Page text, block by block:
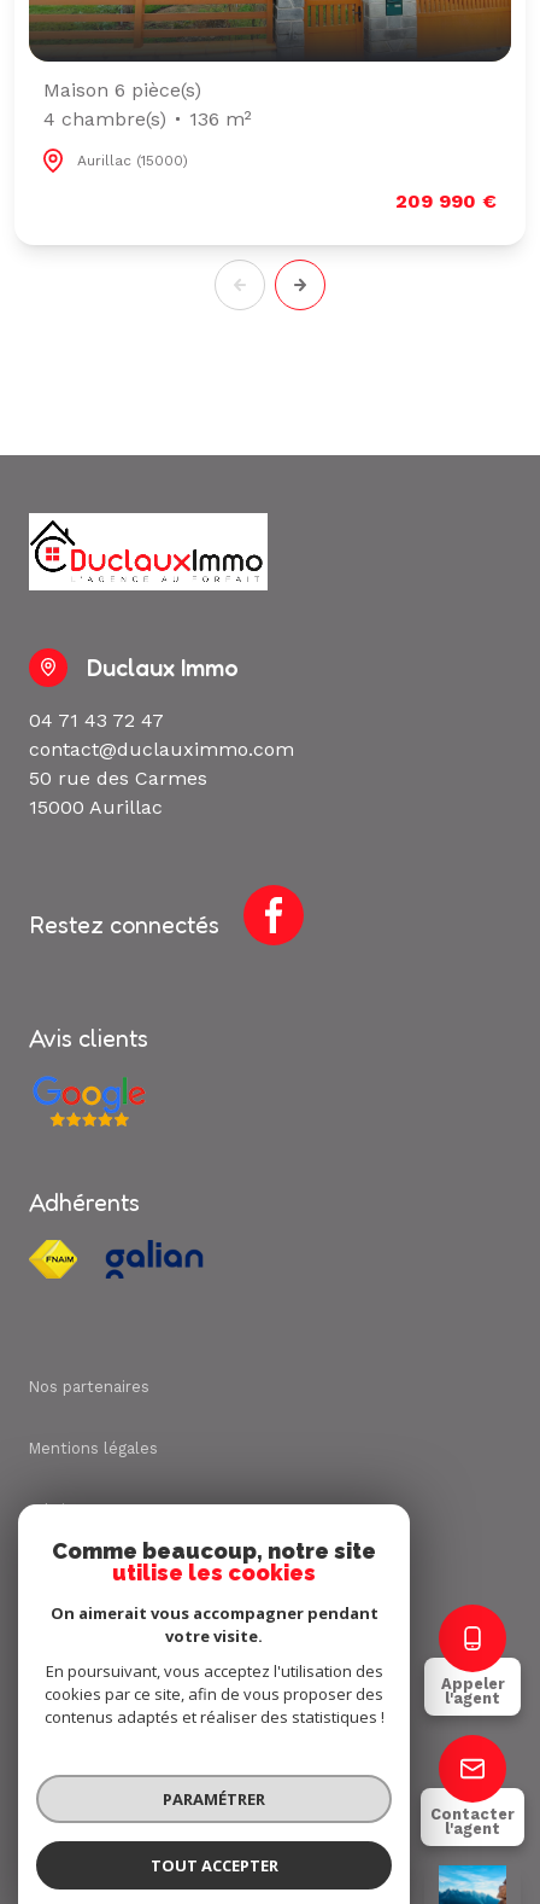
Yannick BRUEL
Appeler
l'agent
Contacter
l'agent
Maison 6 pièce(s)
4 chambre(s)
136 m²
Aurillac (15000)
209 990 €
Duclaux Immo
04 71 43 72 47
contact@duclauximmo.com
50 rue des Carmes
15000 Aurillac
Restez connectés
Avis clients
Adhérents
Nos partenaires
Mentions légales
Admin
Nos honoraires
Cookies
© 2026 | Tous droits réservés
Réalisé par
Comme beaucoup, notre site
utilise les cookies
On aimerait vous accompagner pendant
votre visite.
En poursuivant, vous acceptez l'utilisation des
cookies par ce site, afin de vous proposer des
contenus adaptés et réaliser des statistiques !
PARAMÉTRER
TOUT ACCEPTER